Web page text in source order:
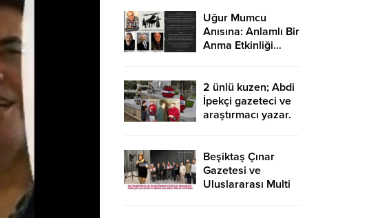
Aşıyor…
Uğur Mumcu
Anısına: Anlamlı Bir
Anma Etkinliği…
2 ünlü kuzen; Abdi
İpekçi gazeteci ve
araştırmacı yazar.
İpekçi…
Beşiktaş Çınar
Gazetesi ve
Uluslararası Multi